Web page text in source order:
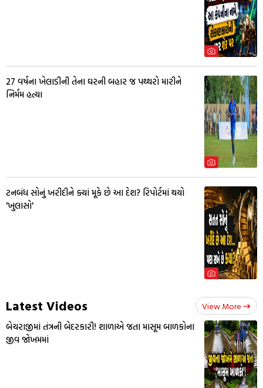
27 વર્ષના ખેલાડીની તેના ઘરની બહાર જ પથ્થરો મારીને
નિર્મમ હત્યા
ટનબંધ સોનું ખરીદીને ક્યાં મૂકે છે આ દેશ? રિપોર્ટમાં થયો
'ખુલાસો'
Latest Videos View More
બેચરાજીમાં તંત્રની બેદરકારી! શાળાએ જતા માસૂમ બાળકોના
જીવ જોખમમાં